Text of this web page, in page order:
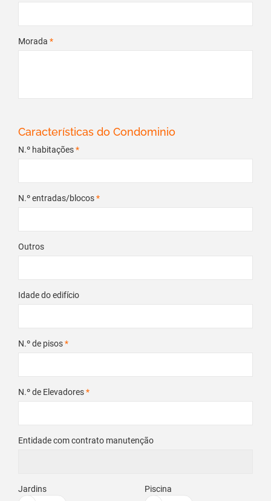
Morada *
Características do Condominio
N.º habitações*
N.º entradas/blocos*
Outros
Idade do edifício
N.º de pisos*
N.º de Elevadores*
Entidade com contrato manutenção
Jardins Piscina